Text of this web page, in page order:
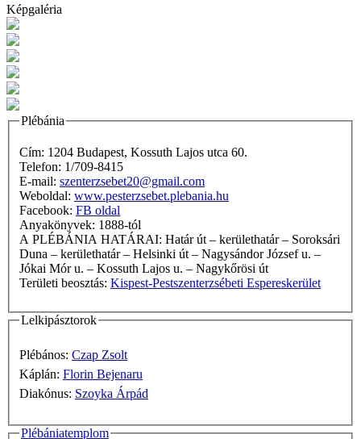
Képgaléria
Plébánia
Cím: 1204 Budapest, Kossuth Lajos utca 60.
Telefon: 1/709-8415
E-mail: szenterzsebet20@gmail.com
Weboldal: www.pesterzsebet.plebania.hu
Facebook: FB oldal
Anyakönyvek: 1888-tól
A PLÉBÁNIA HATÁRAI: Határ út – kerülethatár – Soroksári
Duna – kerülethatár – Helsinki út – Nagysándor József u. –
Jókai Mór u. – Kossuth Lajos u. – Nagykőrösi út
Területi beosztás: Kispest-Pestszenterzsébeti Espereskerület
Lelkipásztorok
Plébános: Czap Zsolt
Káplán: Florin Bejenaru
Diakónus: Szoyka Árpád
Plébániatemplom